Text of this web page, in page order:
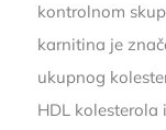
kontrolnom
karnitina je
ukupnog
HDL kolesterola